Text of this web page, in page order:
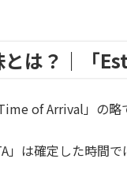
とは？｜
of Arrival」の略
」は確定した時間